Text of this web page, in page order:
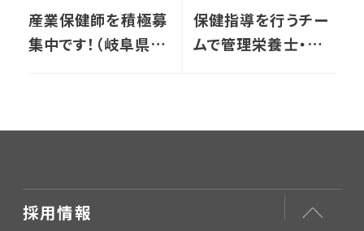
産業保健師を積極募
集中です！（岐阜県案
保健指導を行うチー
ムで管理栄養士・保
採用情報